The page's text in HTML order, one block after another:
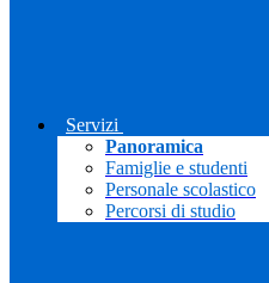
Servizi
Panoramica
Famiglie e studenti
Personale scolastico
Percorsi di studio